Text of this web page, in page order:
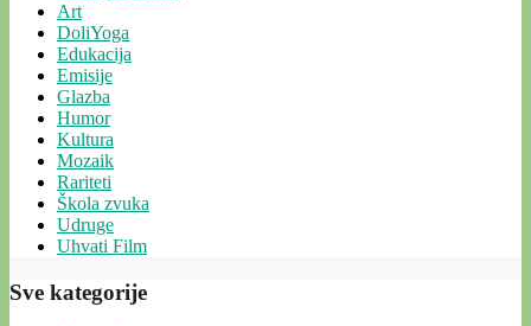
Art
DoliYoga
Edukacija
Emisije
Glazba
Humor
Kultura
Mozaik
Rariteti
Škola zvuka
Udruge
Uhvati Film
Sve kategorije